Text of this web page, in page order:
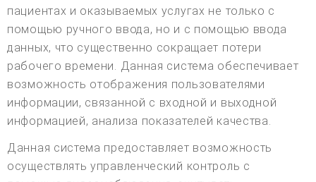
пациентах и оказываемых услугах не только с
помощью ручного ввода, но и с помощью ввода
данных, что существенно сокращает потери
рабочего времени. Данная система обеспечивает
возможность отображения пользователями
информации, связанной с входной и выходной
информацией, анализа показателей качества.
Данная система предоставляет возможность
осуществлять управленческий контроль с